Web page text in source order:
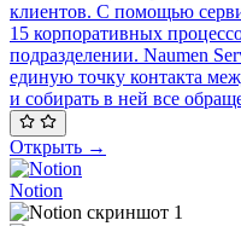
клиентов. С помощью
15 корпоративных
подразделении. Naumen
единую точку контакта
и собирать в ней все
Открыть →
Notion